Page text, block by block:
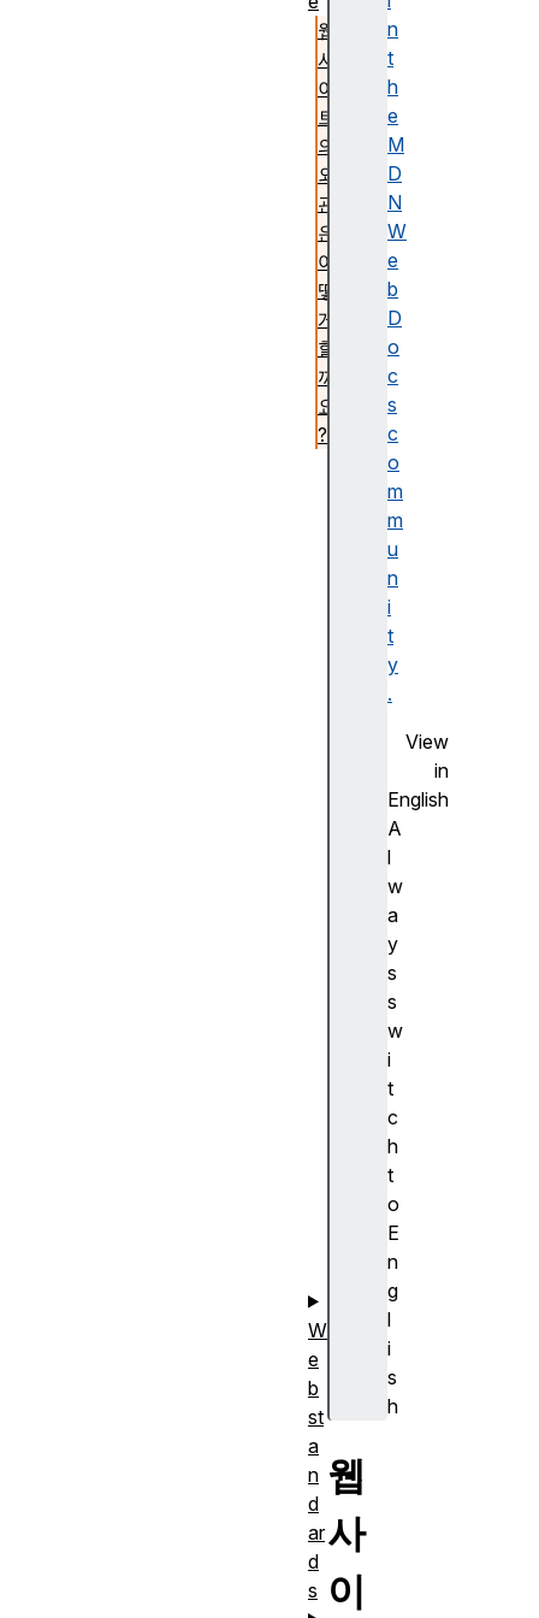
n
t
h
e
M
D
N
W
e
b
D
o
c
s
c
o
m
m
u
n
i
t
y
.
View
in
English
A
l
w
a
y
s
s
w
i
t
c
h
t
o
E
n
g
l
i
s
h
웹
사
이
웹
사
이
트
의
외
관
은
어
떻
게
할
까
요
?
W
e
b
st
a
n
d
ar
d
s